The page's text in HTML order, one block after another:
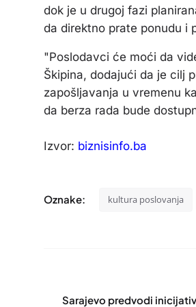
dok je u drugoj fazi
da direktno prate ponudu i
"Poslodavci će moći da
Škipina, dodajući da je cilj
zapošljavanja u vremenu
da berza rada bude
Izvor: biznisinfo.ba
Oznake: kultura poslovanja
Sarajevo predvodi